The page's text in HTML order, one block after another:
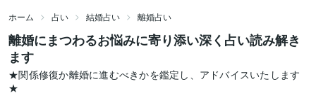
ホーム 占い 結婚占い 離婚占い
離婚にまつわるお悩みに寄り添い深く占い読み解き
ます
★関係修復か離婚に進むべきかを鑑定し、アドバイスいたします
★